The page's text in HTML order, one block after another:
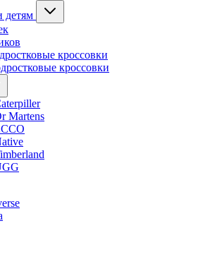
детям
кроссовки
кроссовки
Martens